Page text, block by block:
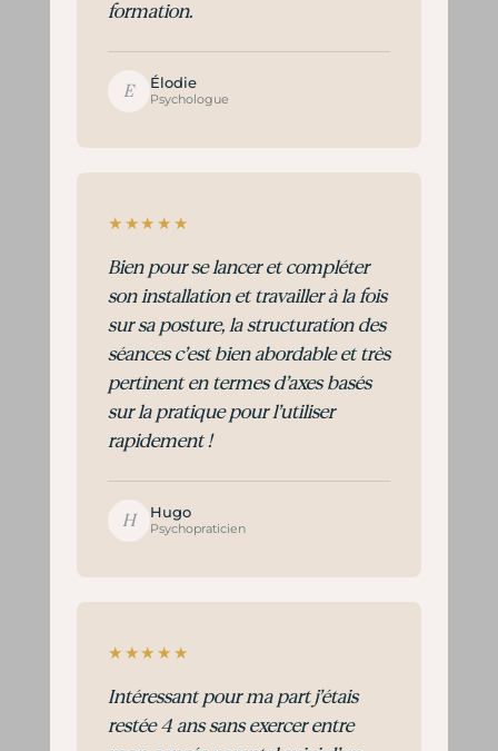
formation.
E Élodie
Psychologue
★★★★★
Bien pour se lancer et compléter
son installation et travailler à la fois
sur sa posture, la structuration des
séances c’est bien abordable et très
pertinent en termes d’axes basés
sur la pratique pour l’utiliser
rapidement !
H Hugo
Psychopraticien
★★★★★
Intéressant pour ma part j’étais
restée 4 ans sans exercer entre